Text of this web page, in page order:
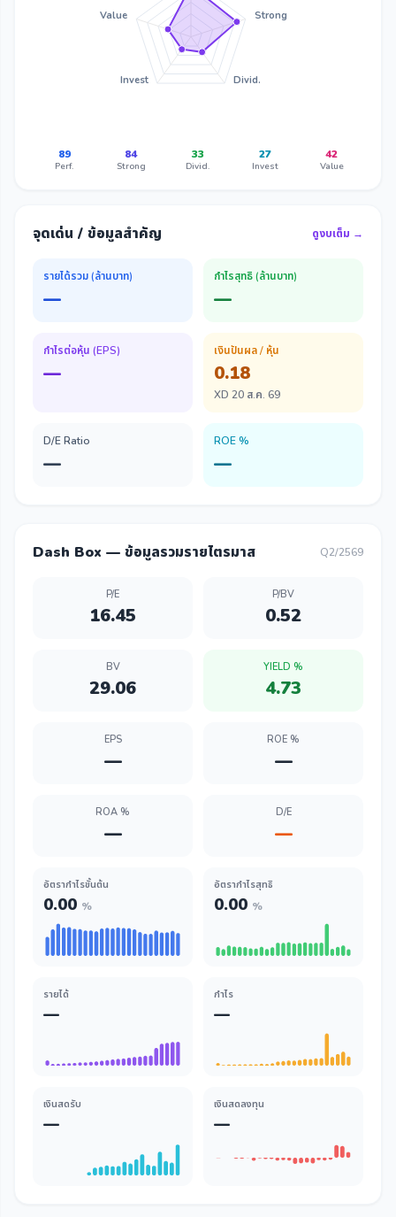
Strong
Divid.
Invest
Value
89
Perf.
84
Strong
33
Divid.
27
Invest
42
Value
จุดเด่น / ข้อมูลสำคัญ ดูงบเต็ม →
รายได้รวม (ล้านบาท)
—
กำไรสุทธิ (ล้านบาท)
—
กำไรต่อหุ้น (EPS)
—
เงินปันผล / หุ้น
0.18
XD 20 ส.ค. 69
D/E Ratio
—
ROE %
—
Dash Box — ข้อมูลรวมรายไตรมาส Q2/2569
P/E
16.45
P/BV
0.52
BV
29.06
YIELD %
4.73
EPS
—
ROE %
—
ROA %
—
D/E
—
อัตรากำไรขั้นต้น
0.00 %
อัตรากำไรสุทธิ
0.00 %
รายได้
—
กำไร
—
เงินสดรับ
—
เงินสดลงทุน
—